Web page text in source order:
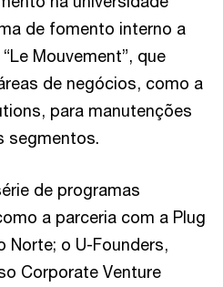
de fomento interno a
Mouvement”, que
de negócios, como a
para manutenções
segmentos.
de programas
a parceria com a Plug
Norte; o U-Founders,
Corporate Venture